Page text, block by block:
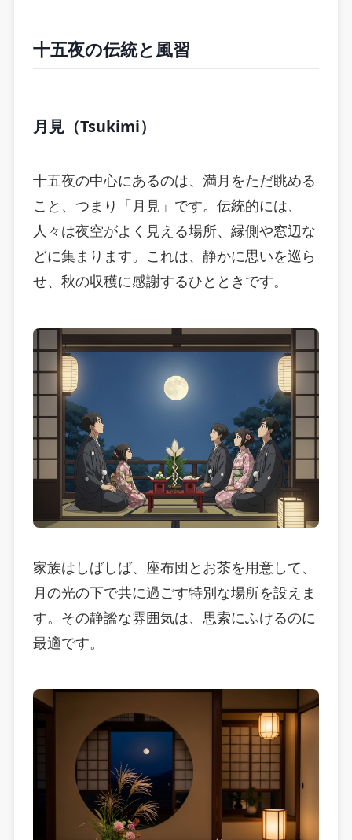
十五夜の伝統と風習
月見（Tsukimi）
十五夜の中心にあるのは、満月をただ眺める
こと、つまり「月見」です。伝統的には、
人々は夜空がよく見える場所、縁側や窓辺な
どに集まります。これは、静かに思いを巡ら
せ、秋の収穫に感謝するひとときです。
家族はしばしば、座布団とお茶を用意して、
月の光の下で共に過ごす特別な場所を設えま
す。その静謐な雰囲気は、思索にふけるのに
最適です。